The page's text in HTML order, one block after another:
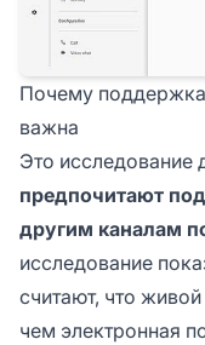
Почему
важна
Это исследование
предпочитают
другим каналам
исследование
считают, что
чем электронная